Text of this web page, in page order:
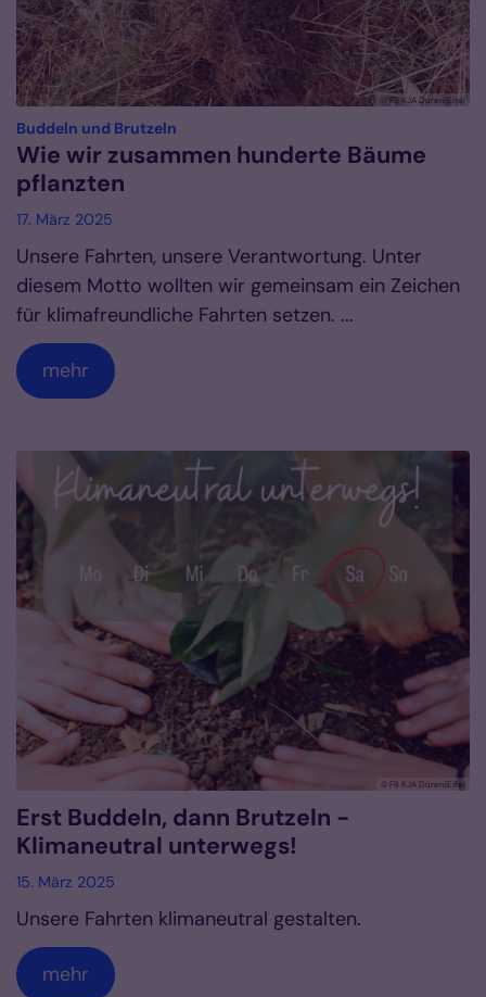
© FB KJA Düren|Eifel
Buddeln und Brutzeln
Wie wir zusammen hunderte Bäume
pflanzten
17. März 2025
Unsere Fahrten, unsere Verantwortung. Unter
diesem Motto wollten wir gemeinsam ein Zeichen
für klimafreundliche Fahrten setzen. ...
mehr
© FB KJA Düren|Eifel
Erst Buddeln, dann Brutzeln -
Klimaneutral unterwegs!
15. März 2025
Unsere Fahrten klimaneutral gestalten.
mehr